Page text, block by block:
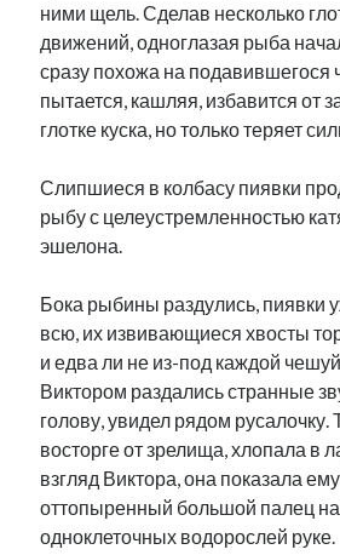
ними щель. Сделав несколько
движений, одноглазая рыба
сразу похожа на подавившегося
пытается, кашляя, избавится от
глотке куска, но только теряет
Слипшиеся в колбасу пиявки
рыбу с целеустремленностью
эшелона.
Бока рыбины раздулись, пиявки
всю, их извивающиеся хвосты
и едва ли не из-под каждой
Виктором раздались странные
голову, увидел рядом русалочку.
восторге от зрелища, хлопала в
взгляд Виктора, она показала
оттопыренный большой палец на
одноклеточных водорослей руке.